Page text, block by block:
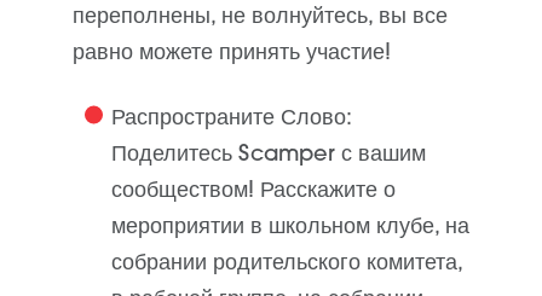
переполнены, не волнуйтесь, вы все
равно можете принять участие!
Распространите Слово:
Поделитесь Scamper с вашим
сообществом! Расскажите о
мероприятии в школьном клубе, на
собрании родительского комитета,